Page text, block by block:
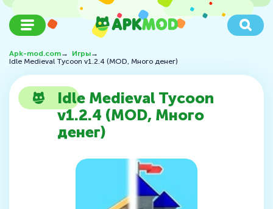
Apk-mod.com→ Игры→
Idle Medieval Tycoon v1.2.4 (MOD, Много денег)
Idle Medieval Tycoon
v1.2.4 (MOD, Много
денег)